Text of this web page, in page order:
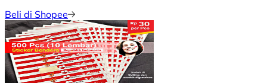
Beli di Shopee